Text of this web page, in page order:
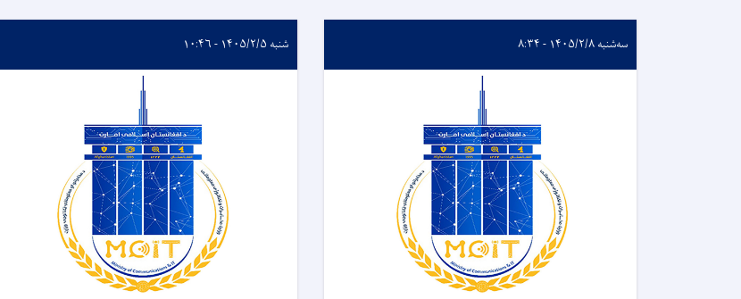
سه‌شنبه ۱۴۰۵/۲/۸ - ۸:۳۴ شنبه ۱۴۰۵/۲/۵ - ۱۰:۴۶